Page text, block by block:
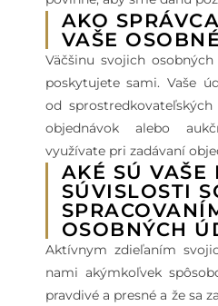
AKO
VAŠE
Väčšinu svojich
poskytujete sami. Vaše
od
objednávok alebo
využívate pri zadávaní
AKÉ SÚ VAŠE
SÚVISLOSTI
OSOBNÝCH
Aktívnym zdieľaním
nami akýmkoľvek
pravdivé a presné a že sa